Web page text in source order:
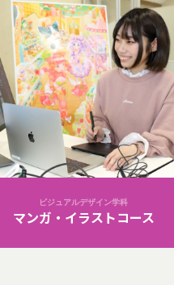
ビジュアルデザイン学科
マンガ・イラストコース